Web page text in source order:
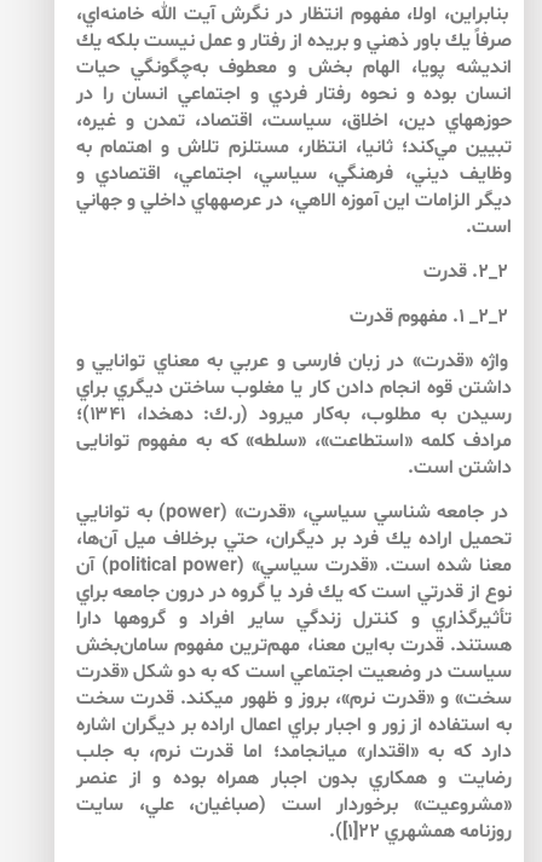
بنابراين، اولا، مفهوم انتظار در نگرش آيت الله خامنه‌اي،
صرفاً يك باور ذهني و بريده از رفتار و عمل نيست بلكه يك
انديشه پويا، الهام بخش و معطوف به‌چگونگي حيات
انسان بوده و نحوه‌ رفتار فردي و اجتماعي انسان را در
حوزه‏هاي دين، اخلاق، سياست، اقتصاد، تمدن و غيره،
تبيين مي‌كند؛ ثانيا، انتظار، مستلزم تلاش و اهتمام به‌
وظايف ديني، فرهنگي، سياسي، اجتماعي، اقتصادي و
ديگر الزامات اين آموزه الاهي، در عرصه‏هاي ‏داخلي و جهاني
است.
۲_۲. قدرت
۲_۲_ ۱. مفهوم قدرت
واژه «قدرت» در زبان فارسى و عربي به ‌معناي توانايي و
داشتن قوه‏ انجام دادن كار يا مغلوب ساختن ديگري براي
رسيدن به‌ مطلوب، به‌كار مي‏رود (ر.ك: دهخدا، ۱۳۴۱)؛
مرادف كلمه «استطاعت»، «سلطه» كه به ‌مفهوم توانايى
داشتن است.
در جامعه شناسي سياسي، «قدرت» (power) به‌ توانايي
تحميل اراده يك فرد بر ديگران، حتي برخلاف ميل آن‌ها،
معنا شده است. «قدرت سياسي» (political power) آن
نوع از قدرتي است كه يك فرد يا گروه در درون جامعه براي
تأثيرگذاري و كنترل زندگي ساير افراد و گروه‏ها دارا
هستند. قدرت به‌اين معنا، مهم‌ترين مفهوم سامان‌بخش
سياست در وضعيت اجتماعي است كه به ‌دو شكل «قدرت
سخت» و «قدرت نرم»، بروز و ظهور مي‏كند. قدرت سخت
به‌ استفاده از زور و اجبار براي اعمال اراده بر ديگران اشاره
دارد كه به‌ «اقتدار» مي‏انجامد؛ اما قدرت نرم، به ‌جلب
رضايت و همكاري بدون اجبار همراه بوده و از عنصر
«مشروعيت» برخوردار است (صباغيان، علي، سايت‏
روزنامه همشهري 22[1]).